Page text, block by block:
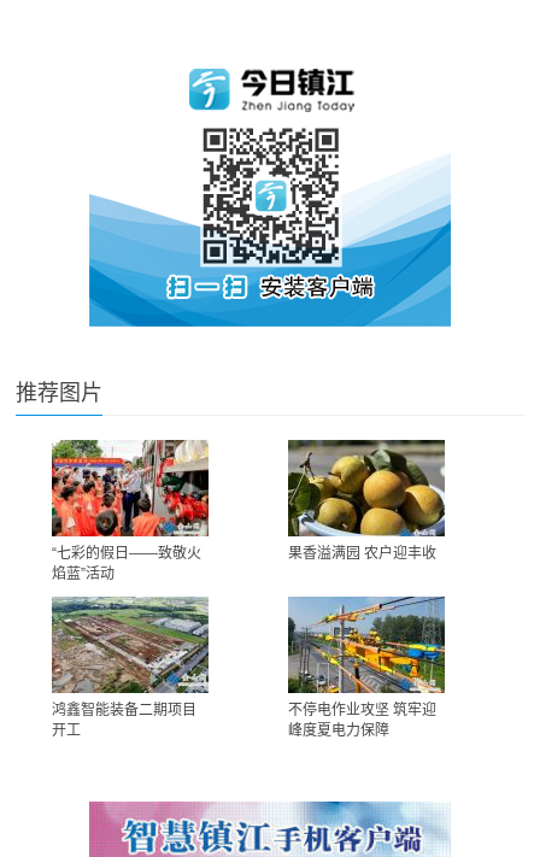
推荐图片
“七彩的假日——致敬火
焰蓝”活动
果香溢满园 农户迎丰收
鸿鑫智能装备二期项目
开工
不停电作业攻坚 筑牢迎
峰度夏电力保障